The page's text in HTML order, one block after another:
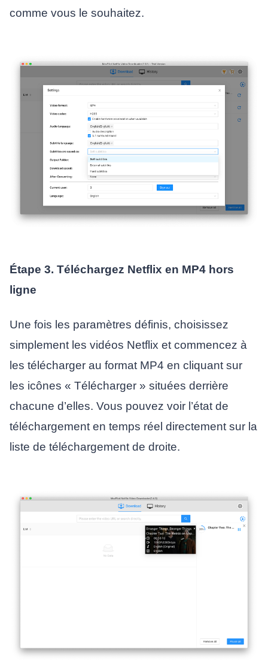
comme vous le souhaitez.
Étape 3. Téléchargez Netflix en MP4 hors
ligne
Une fois les paramètres définis, choisissez
simplement les vidéos Netflix et commencez à
les télécharger au format MP4 en cliquant sur
les icônes « Télécharger » situées derrière
chacune d’elles. Vous pouvez voir l’état de
téléchargement en temps réel directement sur la
liste de téléchargement de droite.